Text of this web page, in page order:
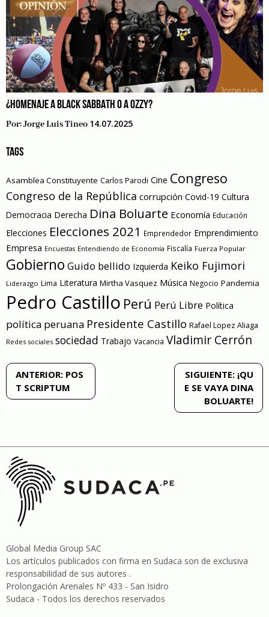
¿HOMENAJE A BLACK SABBATH O A OZZY?
Por:Jorge Luis Tineo 14.07.2025
TAGS
Asamblea Constituyente Carlos Parodi Cine Congreso
Congreso de la República corrupción Covid-19 Cultura
Democracia Derecha Dina Boluarte Economía Educación
Elecciones Elecciones 2021 Emprendedor Emprendimiento
Empresa Encuestas Entendiendo de Economía Fiscalía Fuerza Popular
Gobierno Guido bellido Izquierda Keiko Fujimori
Liderazgo Lima Literatura Mirtha Vasquez Música Negocio Pandemia
Pedro Castillo Perú Perú Libre Política
política peruana Presidente Castillo Rafael Lopez Aliaga
Redes sociales sociedad Trabajo Vacancia Vladimir Cerrón
Navegación
de
ANTERIOR: POS
T SCRIPTUM
SIGUIENTE: ¡QU
E SE VAYA DINA
BOLUARTE!
Global Media Group SAC
Los artículos publicados con firma en Sudaca son de exclusiva
responsabilidad de sus autores .
Prolongación Arenales Nº 433 - San Isidro
Sudaca - Todos los derechos reservados